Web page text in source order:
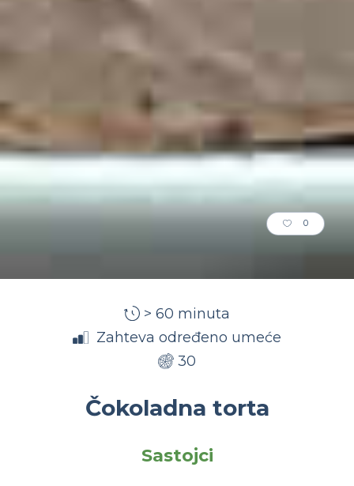
0
> 60 minuta
Zahteva određeno umeće
30
Čokoladna torta
Sastojci